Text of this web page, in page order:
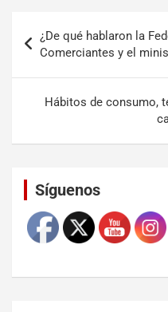
¿De qué hablaron la
Comerciantes y el
Hábitos de consumo,
Síguenos